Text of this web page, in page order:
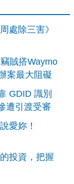
處除三害》
賊搭Waymo
案最大阻礙
GDID 識別
遭引渡受審
愛妳！
投資，把握